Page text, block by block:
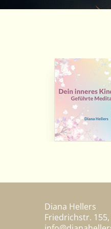
Diana Hellers
Friedrichstr.